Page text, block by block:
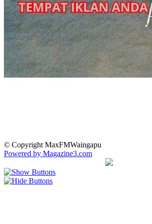
© Copyright MaxFMWaingapu
Powered by Magazine3.com